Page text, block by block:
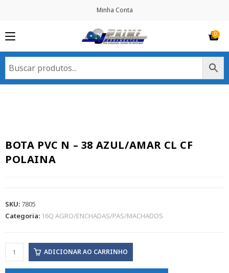
Minha Conta
BOTA PVC N – 38 AZUL/AMAR CL CF
POLAINA
SKU: 7805
Categoria: 16Q AGRO/ENCHADAS/PAS/MACHADOS
ADICIONAR AO CARRINHO